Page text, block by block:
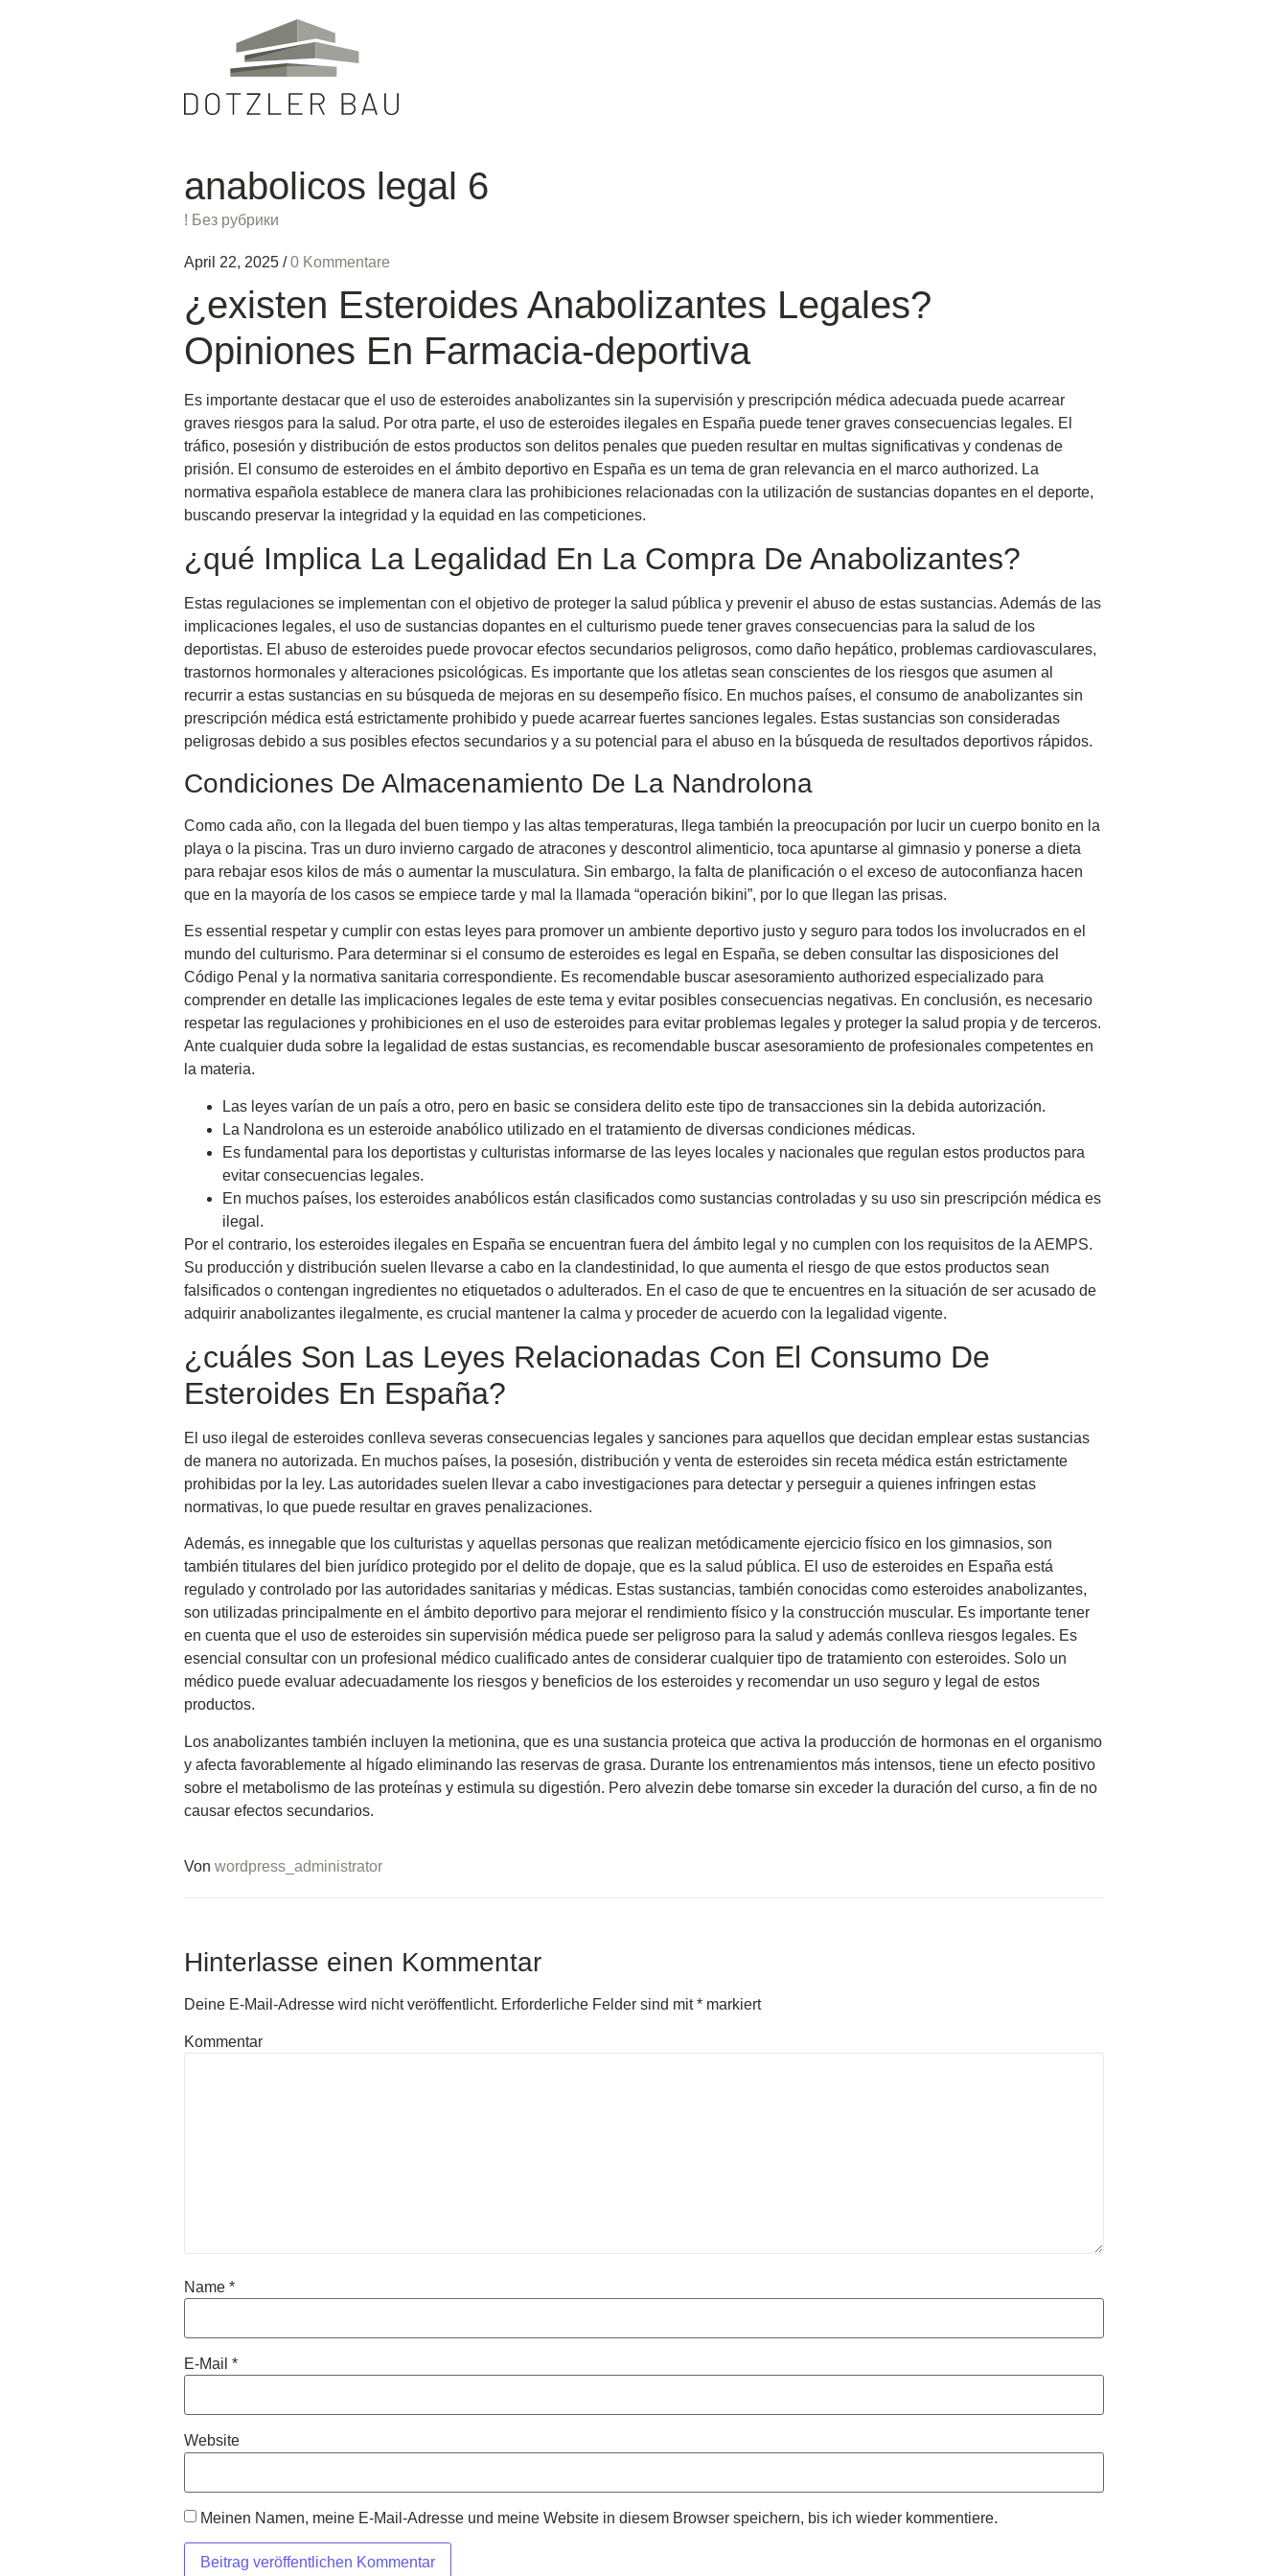
anabolicos legal 6
! Без рубрики
April 22, 2025 / 0 Kommentare
¿existen Esteroides Anabolizantes Legales?
Opiniones En Farmacia-deportiva
Es importante destacar que el uso de esteroides anabolizantes sin la supervisión y prescripción médica adecuada puede acarrear
graves riesgos para la salud. Por otra parte, el uso de esteroides ilegales en España puede tener graves consecuencias legales. El
tráfico, posesión y distribución de estos productos son delitos penales que pueden resultar en multas significativas y condenas de
prisión. El consumo de esteroides en el ámbito deportivo en España es un tema de gran relevancia en el marco authorized. La
normativa española establece de manera clara las prohibiciones relacionadas con la utilización de sustancias dopantes en el deporte,
buscando preservar la integridad y la equidad en las competiciones.
¿qué Implica La Legalidad En La Compra De Anabolizantes?
Estas regulaciones se implementan con el objetivo de proteger la salud pública y prevenir el abuso de estas sustancias. Además de las
implicaciones legales, el uso de sustancias dopantes en el culturismo puede tener graves consecuencias para la salud de los
deportistas. El abuso de esteroides puede provocar efectos secundarios peligrosos, como daño hepático, problemas cardiovasculares,
trastornos hormonales y alteraciones psicológicas. Es importante que los atletas sean conscientes de los riesgos que asumen al
recurrir a estas sustancias en su búsqueda de mejoras en su desempeño físico. En muchos países, el consumo de anabolizantes sin
prescripción médica está estrictamente prohibido y puede acarrear fuertes sanciones legales. Estas sustancias son consideradas
peligrosas debido a sus posibles efectos secundarios y a su potencial para el abuso en la búsqueda de resultados deportivos rápidos.
Condiciones De Almacenamiento De La Nandrolona
Como cada año, con la llegada del buen tiempo y las altas temperaturas, llega también la preocupación por lucir un cuerpo bonito en la
playa o la piscina. Tras un duro invierno cargado de atracones y descontrol alimenticio, toca apuntarse al gimnasio y ponerse a dieta
para rebajar esos kilos de más o aumentar la musculatura. Sin embargo, la falta de planificación o el exceso de autoconfianza hacen
que en la mayoría de los casos se empiece tarde y mal la llamada “operación bikini”, por lo que llegan las prisas.
Es essential respetar y cumplir con estas leyes para promover un ambiente deportivo justo y seguro para todos los involucrados en el
mundo del culturismo. Para determinar si el consumo de esteroides es legal en España, se deben consultar las disposiciones del
Código Penal y la normativa sanitaria correspondiente. Es recomendable buscar asesoramiento authorized especializado para
comprender en detalle las implicaciones legales de este tema y evitar posibles consecuencias negativas. En conclusión, es necesario
respetar las regulaciones y prohibiciones en el uso de esteroides para evitar problemas legales y proteger la salud propia y de terceros.
Ante cualquier duda sobre la legalidad de estas sustancias, es recomendable buscar asesoramiento de profesionales competentes en
la materia.
Las leyes varían de un país a otro, pero en basic se considera delito este tipo de transacciones sin la debida autorización.
La Nandrolona es un esteroide anabólico utilizado en el tratamiento de diversas condiciones médicas.
Es fundamental para los deportistas y culturistas informarse de las leyes locales y nacionales que regulan estos productos para
evitar consecuencias legales.
En muchos países, los esteroides anabólicos están clasificados como sustancias controladas y su uso sin prescripción médica es
ilegal.
Por el contrario, los esteroides ilegales en España se encuentran fuera del ámbito legal y no cumplen con los requisitos de la AEMPS.
Su producción y distribución suelen llevarse a cabo en la clandestinidad, lo que aumenta el riesgo de que estos productos sean
falsificados o contengan ingredientes no etiquetados o adulterados. En el caso de que te encuentres en la situación de ser acusado de
adquirir anabolizantes ilegalmente, es crucial mantener la calma y proceder de acuerdo con la legalidad vigente.
¿cuáles Son Las Leyes Relacionadas Con El Consumo De
Esteroides En España?
El uso ilegal de esteroides conlleva severas consecuencias legales y sanciones para aquellos que decidan emplear estas sustancias
de manera no autorizada. En muchos países, la posesión, distribución y venta de esteroides sin receta médica están estrictamente
prohibidas por la ley. Las autoridades suelen llevar a cabo investigaciones para detectar y perseguir a quienes infringen estas
normativas, lo que puede resultar en graves penalizaciones.
Además, es innegable que los culturistas y aquellas personas que realizan metódicamente ejercicio físico en los gimnasios, son
también titulares del bien jurídico protegido por el delito de dopaje, que es la salud pública. El uso de esteroides en España está
regulado y controlado por las autoridades sanitarias y médicas. Estas sustancias, también conocidas como esteroides anabolizantes,
son utilizadas principalmente en el ámbito deportivo para mejorar el rendimiento físico y la construcción muscular. Es importante tener
en cuenta que el uso de esteroides sin supervisión médica puede ser peligroso para la salud y además conlleva riesgos legales. Es
esencial consultar con un profesional médico cualificado antes de considerar cualquier tipo de tratamiento con esteroides. Solo un
médico puede evaluar adecuadamente los riesgos y beneficios de los esteroides y recomendar un uso seguro y legal de estos
productos.
Los anabolizantes también incluyen la metionina, que es una sustancia proteica que activa la producción de hormonas en el organismo
y afecta favorablemente al hígado eliminando las reservas de grasa. Durante los entrenamientos más intensos, tiene un efecto positivo
sobre el metabolismo de las proteínas y estimula su digestión. Pero alvezin debe tomarse sin exceder la duración del curso, a fin de no
causar efectos secundarios.
Von wordpress_administrator
Hinterlasse einen Kommentar
Deine E-Mail-Adresse wird nicht veröffentlicht. Erforderliche Felder sind mit* markiert
Kommentar
Name *
E-Mail *
Website
Meinen Namen, meine E-Mail-Adresse und meine Website in diesem Browser speichern, bis ich wieder kommentiere.